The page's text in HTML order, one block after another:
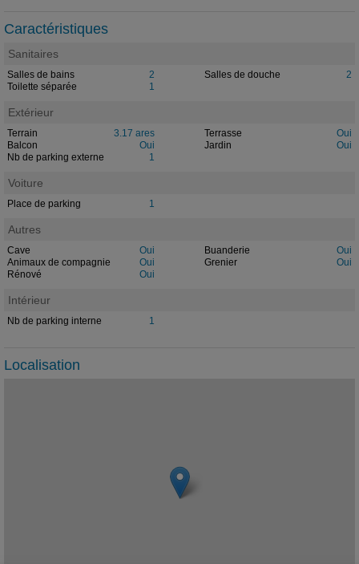
Caractéristiques
Sanitaires
Salles de bains 2 Salles de douche
2
Toilette séparée
1
Extérieur
Terrain 3.17 ares Terrasse
Oui
Balcon
Oui Jardin
Oui
Nb de parking externe
1
Voiture
Place de parking 1
Autres
Cave Oui Buanderie
Oui
Animaux de compagnie
Oui Grenier
Oui
Rénové
Oui
Intérieur
Nb de parking interne 1
Localisation